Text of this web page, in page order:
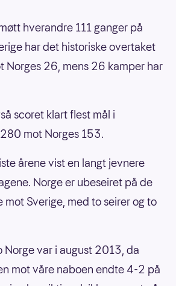
hverandre 111 ganger på
har det historiske overtaket
Norges 26, mens 26 kamper har
scoret klart flest mål i
mot Norges 153.
årene vist en langt jevnere
Norge er ubeseiret på de
mot Sverige, med to seirer og to
Norge var i august 2013, da
mot våre naboen endte 4-2 på